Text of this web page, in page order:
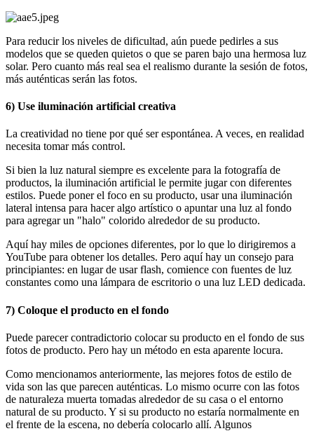
Para reducir los niveles de dificultad, aún puede pedirles a sus
modelos que se queden quietos o que se paren bajo una hermosa luz
solar. Pero cuanto más real sea el realismo durante la sesión de fotos,
más auténticas serán las fotos.
6) Use iluminación artificial creativa
La creatividad no tiene por qué ser espontánea. A veces, en realidad
necesita tomar más control.
Si bien la luz natural siempre es excelente para la fotografía de
productos, la iluminación artificial le permite jugar con diferentes
estilos. Puede poner el foco en su producto, usar una iluminación
lateral intensa para hacer algo artístico o apuntar una luz al fondo
para agregar un "halo" colorido alrededor de su producto.
Aquí hay miles de opciones diferentes, por lo que lo dirigiremos a
YouTube para obtener los detalles. Pero aquí hay un consejo para
principiantes: en lugar de usar flash, comience con fuentes de luz
constantes como una lámpara de escritorio o una luz LED dedicada.
7) Coloque el producto en el fondo
Puede parecer contradictorio colocar su producto en el fondo de sus
fotos de producto. Pero hay un método en esta aparente locura.
Como mencionamos anteriormente, las mejores fotos de estilo de
vida son las que parecen auténticas. Lo mismo ocurre con las fotos
de naturaleza muerta tomadas alrededor de su casa o el entorno
natural de su producto. Y si su producto no estaría normalmente en
el frente de la escena, no debería colocarlo allí. Algunos